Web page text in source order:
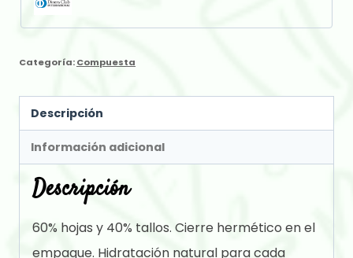
x
gr
Categoría:Compuesta
Descripción
Información adicional
Descripción
60% hojas y 40% tallos. Cierre hermético en el
empaque. Hidratación natural para cada